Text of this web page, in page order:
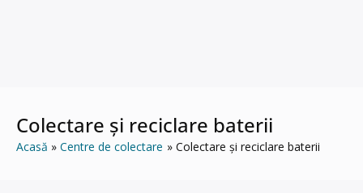
Colectare și reciclare baterii
Acasă Centre de colectare Colectare și reciclare baterii